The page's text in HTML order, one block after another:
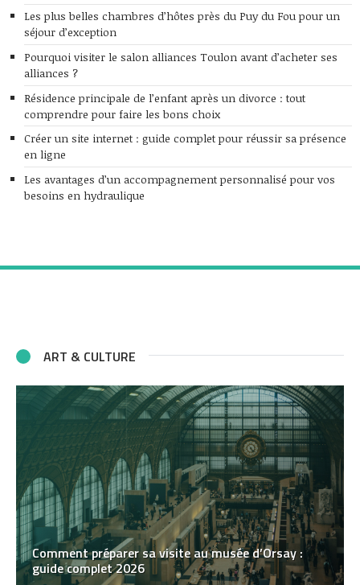
Les plus belles chambres d’hôtes près du Puy du Fou pour un
séjour d’exception
Pourquoi visiter le salon alliances Toulon avant d’acheter ses
alliances ?
Résidence principale de l’enfant après un divorce : tout
comprendre pour faire les bons choix
Créer un site internet : guide complet pour réussir sa présence
en ligne
Les avantages d’un accompagnement personnalisé pour vos
besoins en hydraulique
ART & CULTURE
Comment préparer sa visite au musée d’Orsay :
guide complet 2026